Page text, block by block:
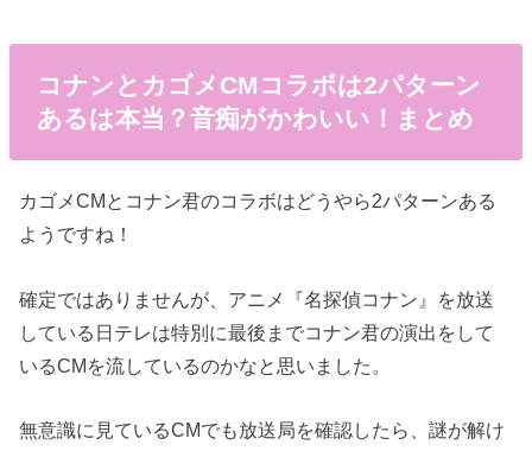
コナンとカゴメCMコラボは2パターン
あるは本当？音痴がかわいい！まとめ
カゴメCMとコナン君のコラボはどうやら2パターンある
ようですね！
確定ではありませんが、アニメ『名探偵コナン』を放送
している日テレは特別に最後までコナン君の演出をして
いるCMを流しているのかなと思いました。
無意識に見ているCMでも放送局を確認したら、謎が解け